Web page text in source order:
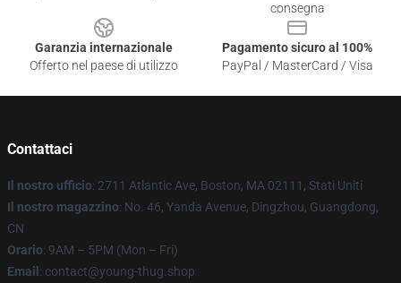
consegna
Garanzia internazionale
Offerto nel paese di utilizzo
Pagamento sicuro al 100%
PayPal / MasterCard / Visa
Contattaci
Il nostro ufficio: 2711 Atlantic Ave, Boston, MA 02111, Stati Uniti
Il nostro magazzino: No. 46, Yanda Avenue, Dingzhou, Guangdong,
CN
Orario: 9AM – 5PM (Mon – Fri)
Email : contact@young-thug.shop